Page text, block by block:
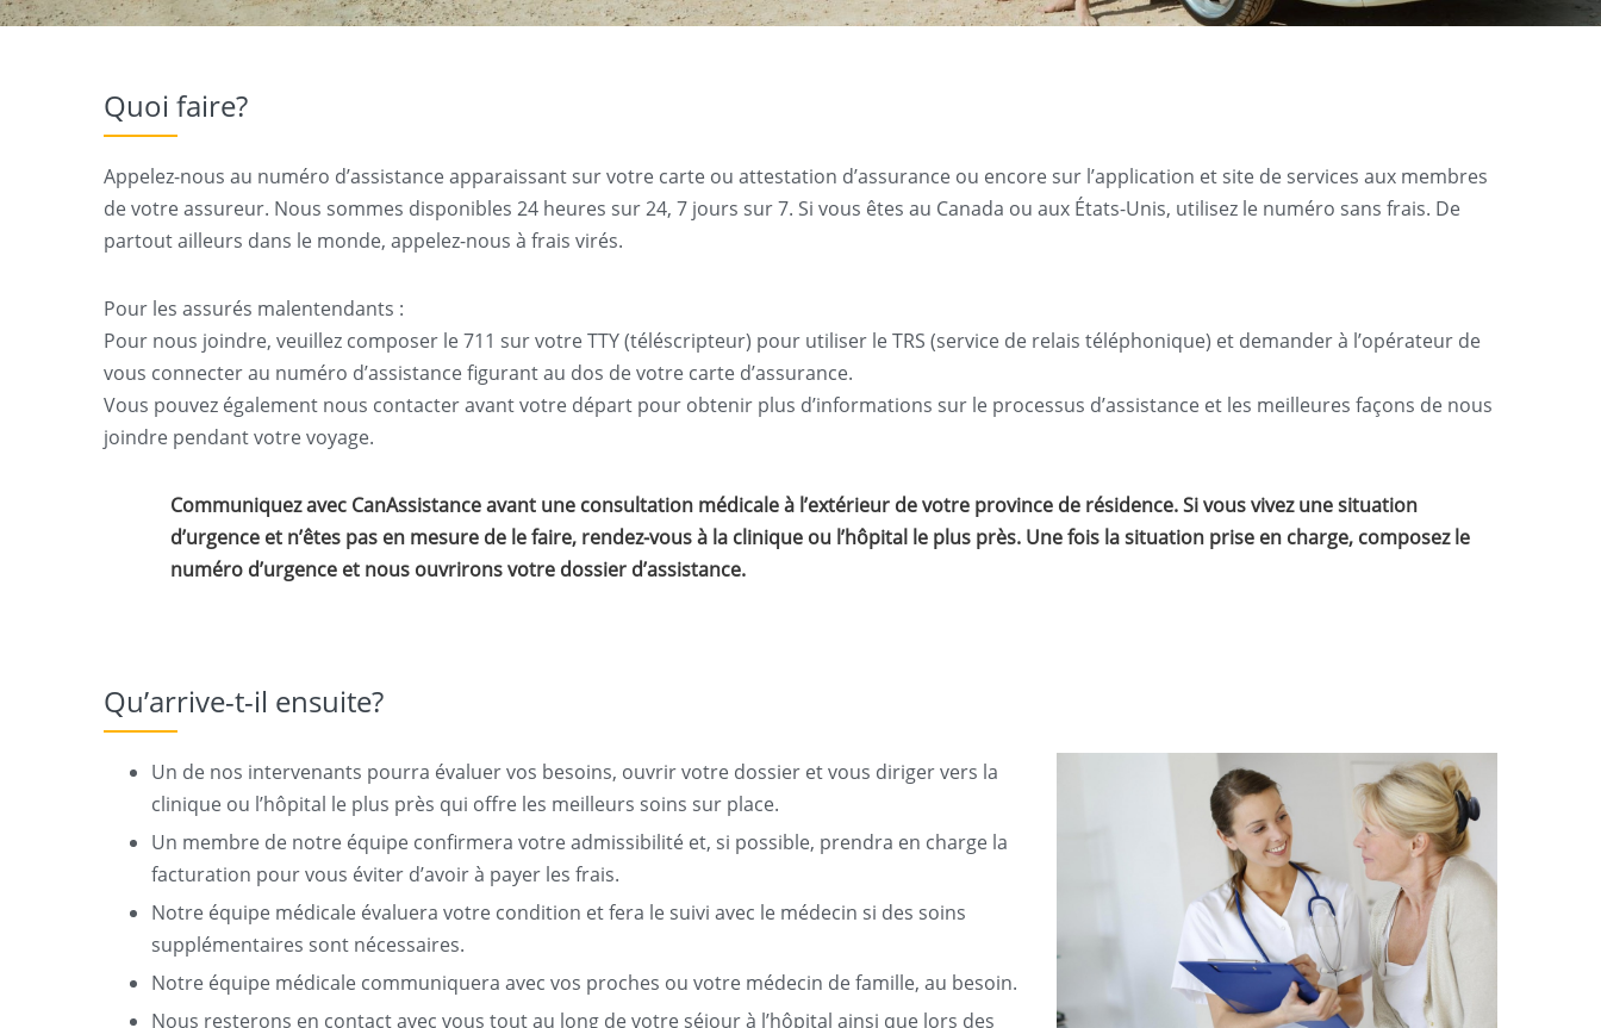
Quoi faire?
Appelez-nous au numéro d’assistance apparaissant sur votre carte ou attestation d’assurance ou encore sur l’application et site de services aux membres
de votre assureur. Nous sommes disponibles 24 heures sur 24, 7 jours sur 7. Si vous êtes au Canada ou aux États-Unis, utilisez le numéro sans frais. De
partout ailleurs dans le monde, appelez-nous à frais virés.
Pour les assurés malentendants :
Pour nous joindre, veuillez composer le 711 sur votre TTY (téléscripteur) pour utiliser le TRS (service de relais téléphonique) et demander à l’opérateur de
vous connecter au numéro d’assistance figurant au dos de votre carte d’assurance.
Vous pouvez également nous contacter avant votre départ pour obtenir plus d’informations sur le processus d’assistance et les meilleures façons de nous
joindre pendant votre voyage.
Communiquez avec CanAssistance avant une consultation médicale à l’extérieur de votre province de résidence. Si vous vivez une situation
d’urgence et n’êtes pas en mesure de le faire, rendez-vous à la clinique ou l’hôpital le plus près. Une fois la situation prise en charge, composez le
numéro d’urgence et nous ouvrirons votre dossier d’assistance.
Qu’arrive-t-il ensuite?
Un de nos intervenants pourra évaluer vos besoins, ouvrir votre dossier et vous diriger vers la
clinique ou l’hôpital le plus près qui offre les meilleurs soins sur place.
Un membre de notre équipe confirmera votre admissibilité et, si possible, prendra en charge la
facturation pour vous éviter d’avoir à payer les frais.
Notre équipe médicale évaluera votre condition et fera le suivi avec le médecin si des soins
supplémentaires sont nécessaires.
Notre équipe médicale communiquera avec vos proches ou votre médecin de famille, au besoin.
Nous resterons en contact avec vous tout au long de votre séjour à l’hôpital ainsi que lors des